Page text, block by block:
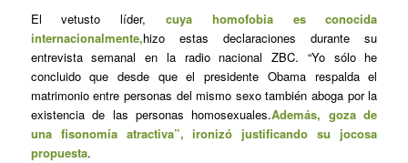
El vetusto líder, cuya homofobia es conocida
internacionalmente,hizo estas declaraciones durante su
entrevista semanal en la radio nacional ZBC. “Yo sólo he
concluido que desde que el presidente Obama respalda el
matrimonio entre personas del mismo sexo también aboga por la
existencia de las personas homosexuales.Además, goza de
una fisonomía atractiva”, ironizó justificando su jocosa
propuesta.